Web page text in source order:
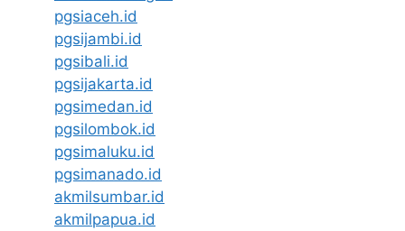
pgsiaceh.id
pgsijambi.id
pgsibali.id
pgsijakarta.id
pgsimedan.id
pgsilombok.id
pgsimaluku.id
pgsimanado.id
akmilsumbar.id
akmilpapua.id